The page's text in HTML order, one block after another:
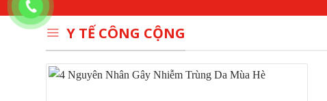
Y TẾ CÔNG CỘNG